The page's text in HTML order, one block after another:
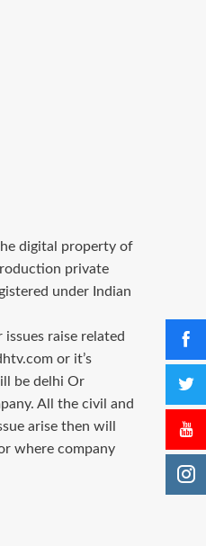
digital property of
private
under Indian
raise related
or it’s
be delhi Or
All the civil and
arise then will
where company